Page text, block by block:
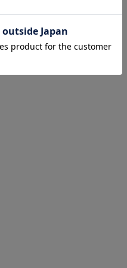
¥7,370 税込